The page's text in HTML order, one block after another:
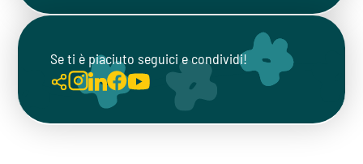
Se ti è piaciuto seguici e condividi!